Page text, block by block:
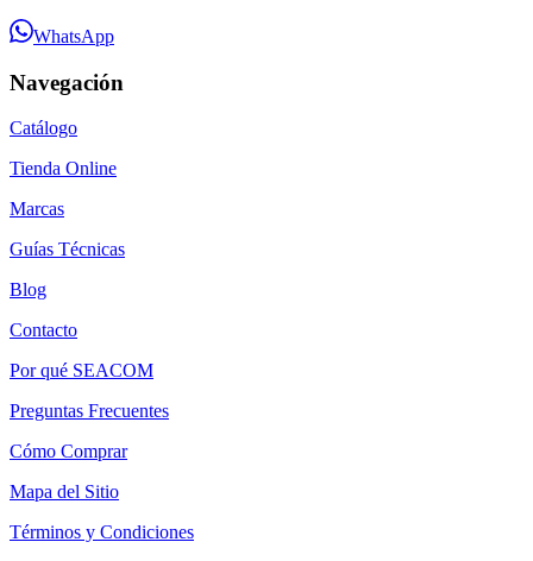
WhatsApp
Navegación
Catálogo
Tienda Online
Marcas
Guías Técnicas
Blog
Contacto
Por qué SEACOM
Preguntas Frecuentes
Cómo Comprar
Mapa del Sitio
Términos y Condiciones